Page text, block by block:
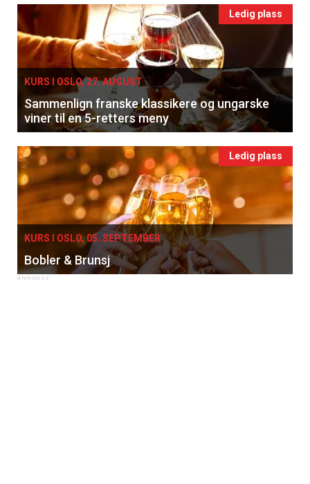
Få ukentlige nyhetsbrev fra
Apéritif
Vi tilbyr flere ukentlige nyhetsbrev. Du
kan fritt velge hvilke du ønsker å få
tilsendt.
Ledig plass
KURS I OSLO, 27. AUGUST
Sammenlign franske klassikere og ungarske
viner til en 5-retters meny
Ledig plass
KURS I OSLO, 05. SEPTEMBER
Bobler & Brunsj